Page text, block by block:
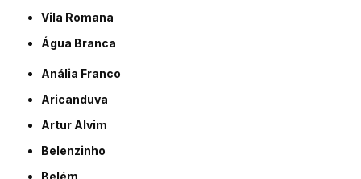
Vila Romana
Água Branca
Anália Franco
Aricanduva
Artur Alvim
Belenzinho
Belém